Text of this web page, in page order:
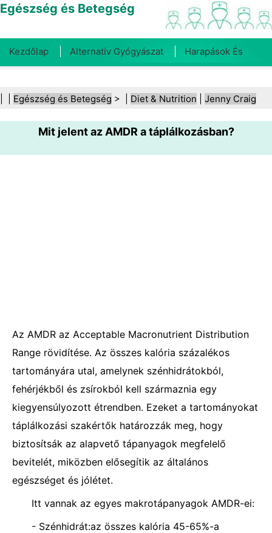
Egészség és Betegség
Kezdőlap Alternatív Gyógyászat Harapások És
Fogegészség Diéta És Táplálkozás Családi
Egészség Egészségügyi Ágazat Mentális Egészség
Közegészségügy És Biztonság Sebészet És
Egészség és Betegség > | Diet & Nutrition Jenny Craig
Mit jelent az AMDR a táplálkozásban?
Az AMDR az Acceptable Macronutrient Distribution
Range rövidítése. Az összes kalória százalékos
tartományára utal, amelynek szénhidrátokból,
fehérjékből és zsírokból kell származnia egy
kiegyensúlyozott étrendben. Ezeket a tartományokat
táplálkozási szakértők határozzák meg, hogy
biztosítsák az alapvető tápanyagok megfelelő
bevitelét, miközben elősegítik az általános
egészséget és jólétet.
Itt vannak az egyes makrotápanyagok AMDR-ei:
- Szénhidrát:az összes kalória 45-65%-a